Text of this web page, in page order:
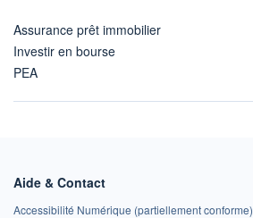
Assurance prêt immobilier
Investir en bourse
PEA
Aide & Contact
Accessibilité Numérique (partiellement conforme)